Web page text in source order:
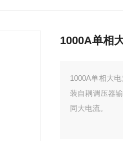
1000A单相
1000A单相大
装自耦调压器
同大电流。